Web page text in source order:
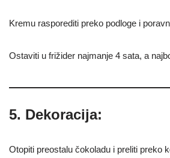
Kremu rasporediti preko podloge i
Ostaviti u frižider najmanje 4 sata, a
5. Dekoracija:
Otopiti preostalu čokoladu i preliti preko